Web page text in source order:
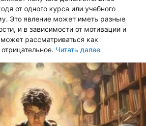
от одного курса или учебного
Это явление может иметь разные
и в зависимости от мотивации и
рассматриваться как
Читать далее